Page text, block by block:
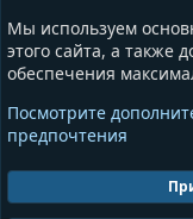
Сообщества
Информация
Условия и правила
Политика
Помощь
Мы используем
этого сайта, а также
обеспечения
Посмотрите
предпочтения